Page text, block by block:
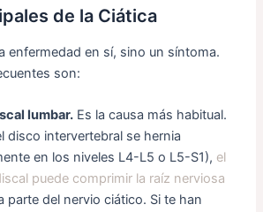
de la Ciática
enfermedad en sí, sino un síntoma.
son:
lumbar. Es la causa más habitual.
disco intervertebral se hernia
en los niveles L4-L5 o L5-S1), el
puede comprimir la raíz nerviosa
parte del nervio ciático. Si te han